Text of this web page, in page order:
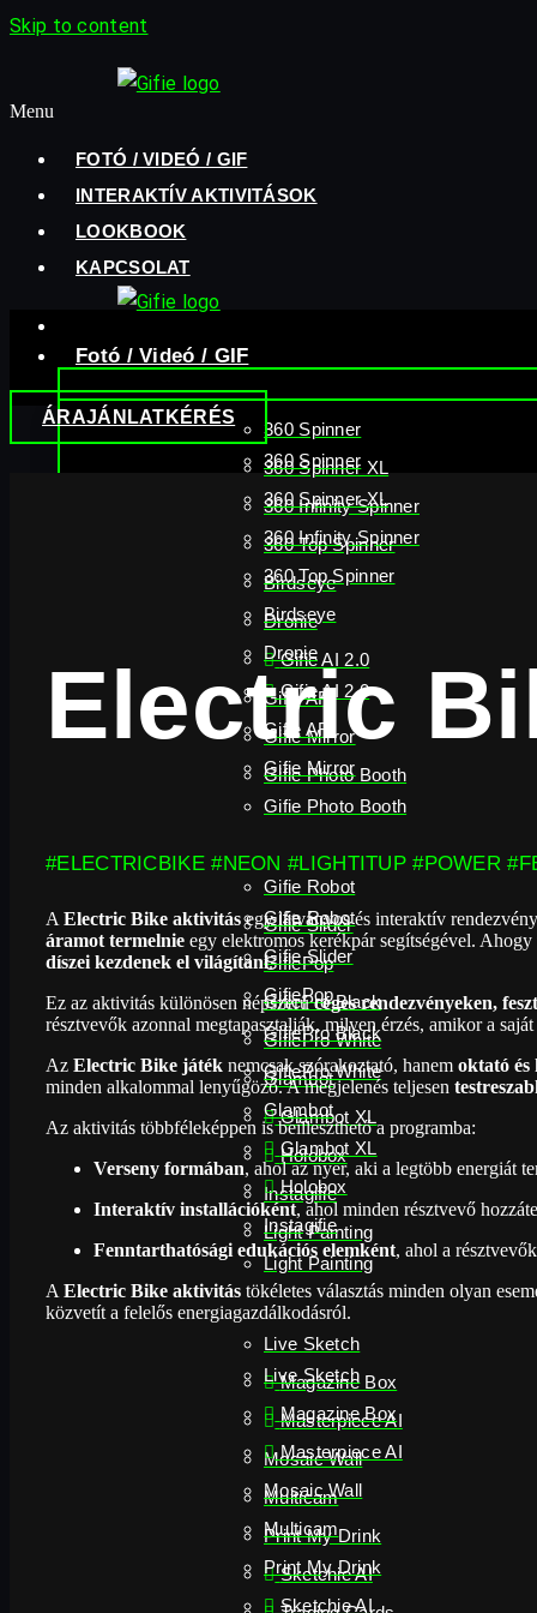
Skip to content
Menu
FOTÓ / VIDEÓ / GIF
INTERAKTÍV AKTIVITÁSOK
LOOKBOOK
KAPCSOLAT
360 Spinner
360 Spinner XL
360 Infinity Spinner
360 Top Spinner
Birdseye
Dronie
Gifie AI 2.0
Gifie AR
Gifie Mirror
Gifie Photo Booth
Gifie Robot
Gifie Slider
GifiePop
GifiePro Black
GifiePro White
Glambot
Glambot XL
Holobox
Instagifie
Light Painting
Live Sketch
Magazine Box
Masterpiece AI
Mosaic Wall
Multicam
Print My Drink
Sketchie AI
Fotó / Videó / GIF
360 Spinner
360 Spinner XL
360 Infinity Spinner
360 Top Spinner
Birdseye
Dronie
Gifie AI 2.0
Gifie AR
Gifie Mirror
Gifie Photo Booth
Gifie Robot
Gifie Slider
GifiePop
GifiePro Black
GifiePro White
Glambot
Glambot XL
Holobox
Instagifie
Light Painting
Live Sketch
Magazine Box
Masterpiece AI
Mosaic Wall
Multicam
Print My Drink
Sketchie AI
ÁRAJÁNLATKÉRÉS
Electric
#ELECTRICBIKE #NEON #LIGHTITUP #POWER
A Electric Bike aktivitásegy látványos és interaktív
áramot termelnie egy elektromos kerékpár segítségével.
díszei kezdenek el világítani.
Ez az aktivitás különösen népszerűcéges rendezvényeken,
résztvevők azonnal megtapasztalják, milyen érzés, amikor a
Az Electric Bike játék nemcsak szórakoztató, hanem oktató és
minden alkalommal lenyűgöző. A megjelenés teljesen
Az aktivitás többféleképpen is beilleszthető a programba:
Verseny formában, ahol az nyer, aki a legtöbb energiát
Interaktív installációként, ahol minden résztvevő
Fenntarthatósági edukációs elemként, ahol a
A Electric Bike aktivitás tökéletes választás minden olyan
közvetít a felelős energiagazdálkodásról.